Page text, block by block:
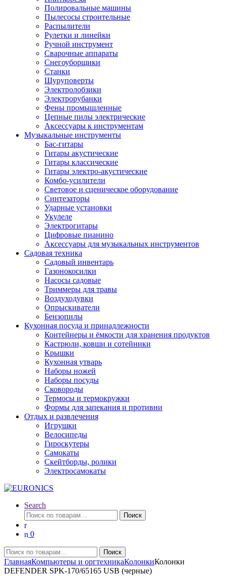
Полировальные машины
Пылесосы строительные
Распылители
Рулетки и линейки
Ручной инструмент
Сварочные аппараты
Снегоуборщики
Станки
Шуруповерты
Электролобзики
Электрорубанки
Фены промышленные
Цепные пилы электрические
Аксессуары к инструментам
Музыкальные инструменты
Бас-гитары
Гитары акустические
Гитары классические
Гитары электро-акустические
Комбо-усилители
Световое и сценическое оборудование
Синтезаторы
Ударные установки
Укулеле
Электрогитары
Цифровые пианино
Аксессуары для музыкальных инструментов
Садовая техника
Садовый инвентарь
Газонокосилки
Насосы садовые
Триммеры для травы
Воздуходувки
Опрыскиватели
Бензопилы
Кухонная посуда и принадлежности
Контейнеры и ёмкости для хранения продуктов
Кастрюли, ковши и сотейники
Крышки
Кухонная утварь
Наборы ножей
Наборы посуды
Сковороды
Термосы и термокружки
Формы для запекания и противни
Отдых и развлечения
Игрушки
Велосипеды
Гироскутеры
Самокаты
Скейтборды, ролики
Электросамокаты
Search
Искать:
Поиск
0
Искать:
Поиск
ГлавнаяКомпьютеры и оргтехникаКолонкиКолонки
DEFENDER SPK-170/65165 USB (черные)